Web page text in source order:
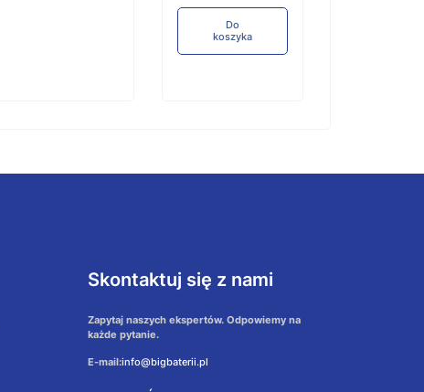
Do
koszyka
Skontaktuj się z nami
Zapytaj naszych ekspertów. Odpowiemy na
każde pytanie.
E-mail:info@bigbaterii.pl